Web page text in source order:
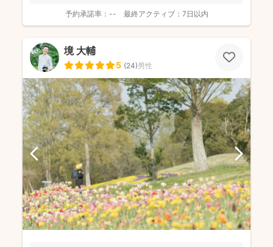
予約承諾率： -- 最終アクティブ： 7日以内
境 大輔
5 (24)男性